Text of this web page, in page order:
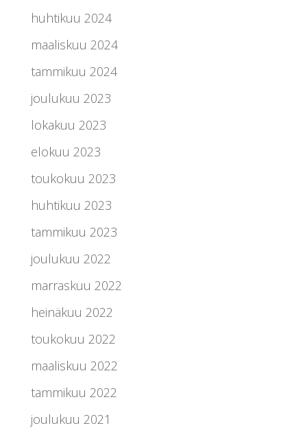
huhtikuu 2024
maaliskuu 2024
tammikuu 2024
joulukuu 2023
lokakuu 2023
elokuu 2023
toukokuu 2023
huhtikuu 2023
tammikuu 2023
joulukuu 2022
marraskuu 2022
heinäkuu 2022
toukokuu 2022
maaliskuu 2022
tammikuu 2022
joulukuu 2021